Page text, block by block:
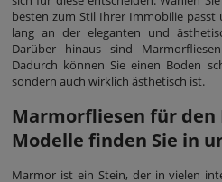
besten zum Stil Ihrer Immobilie passt
lang an der eleganten und
Darüber hinaus sind
Dadurch können Sie einen Boden
sondern auch wirklich ästhetisch ist.
Marmorfliesen für den
Modelle finden Sie in
Marmor ist ein Stein, der in vielen